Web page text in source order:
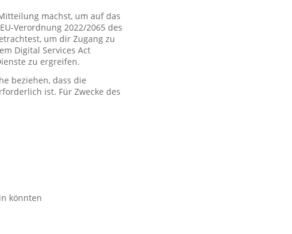
machst, um auf das
Verordnung 2022/2065 des
um dir Zugang zu
Digital Services Act
zu ergreifen.
beziehen, dass die
ist. Für Zwecke des
könnten